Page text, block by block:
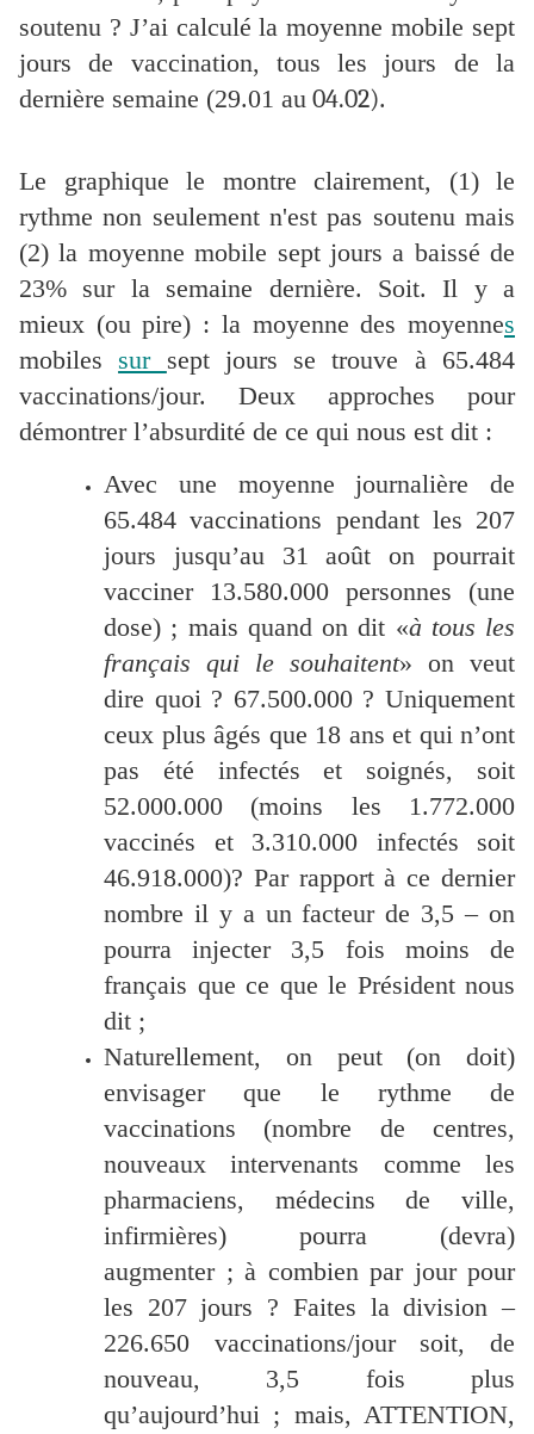
soutenu ? J’ai calculé la moyenne mobile sept
jours de vaccination, tous les jours de la
dernière semaine (29.01 au 04.02).
Le graphique le montre clairement, (1) le
rythme non seulement n'est pas soutenu mais
(2) la moyenne mobile sept jours a baissé de
23% sur la semaine dernière. Soit. Il y a
mieux (ou pire) : la moyenne des moyennes
mobiles sur sept jours se trouve à 65.484
vaccinations/jour. Deux approches pour
démontrer l’absurdité de ce qui nous est dit :
Avec une moyenne journalière de
65.484 vaccinations pendant les 207
jours jusqu’au 31 août on pourrait
vacciner 13.580.000 personnes (une
dose) ; mais quand on dit «à tous les
français qui le souhaitent» on veut
dire quoi ? 67.500.000 ? Uniquement
ceux plus âgés que 18 ans et qui n’ont
pas été infectés et soignés, soit
52.000.000 (moins les 1.772.000
vaccinés et 3.310.000 infectés soit
46.918.000)? Par rapport à ce dernier
nombre il y a un facteur de 3,5 – on
pourra injecter 3,5 fois moins de
français que ce que le Président nous
dit ;
Naturellement, on peut (on doit)
envisager que le rythme de
vaccinations (nombre de centres,
nouveaux intervenants comme les
pharmaciens, médecins de ville,
infirmières) pourra (devra)
augmenter ; à combien par jour pour
les 207 jours ? Faites la division –
226.650 vaccinations/jour soit, de
nouveau, 3,5 fois plus
qu’aujourd’hui ; mais, ATTENTION,